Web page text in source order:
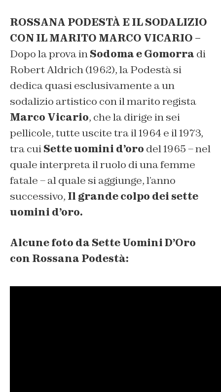
ROSSANA PODESTÀ E IL SODALIZIO
CON IL MARITO MARCO VICARIO –
Dopo la prova inSodoma e Gomorra di
Robert Aldrich (1962), la Podestà si
dedica quasi esclusivamente a un
sodalizio artistico con il marito regista
Marco Vicario, che la dirige in sei
pellicole, tutte uscite tra il 1964 e il 1973,
tra cuiSette uomini d’oro del 1965 – nel
quale interpreta il ruolo di una femme
fatale – al quale si aggiunge, l’anno
successivo, Il grande colpo dei sette
uomini d’oro.
Alcune foto da Sette Uomini D’Oro
con Rossana Podestà: